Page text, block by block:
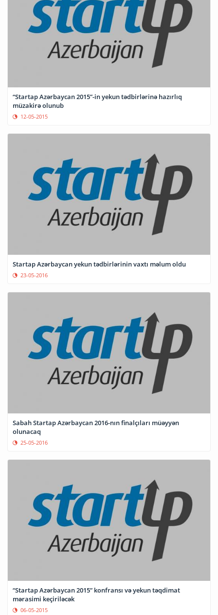
“Startap Azərbaycan 2015”-in yekun tədbirlərinə hazırlıq
müzakirə olunub
12-05-2015
Startap Azərbaycan yekun tədbirlərinin vaxtı məlum oldu
23-05-2016
Sabah Startap Azərbaycan 2016-nın finalçıları müəyyən
olunacaq
25-05-2016
“Startap Azərbaycan 2015” konfransı və yekun təqdimat
mərasimi keçiriləcək
06-05-2015